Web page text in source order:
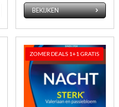
BEKIJKEN
ZOMER DEALS 1+1 GRATIS